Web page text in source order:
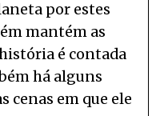
por estes
mantém as
é contada
há alguns
cenas em que ele